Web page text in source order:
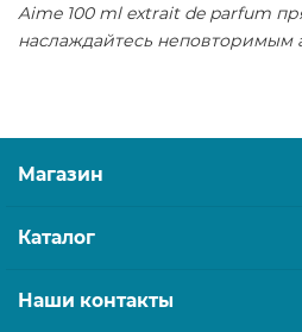
Aime 100 ml extrait de parfum
наслаждайтесь неповторимым
Магазин
Каталог
Наши контакты